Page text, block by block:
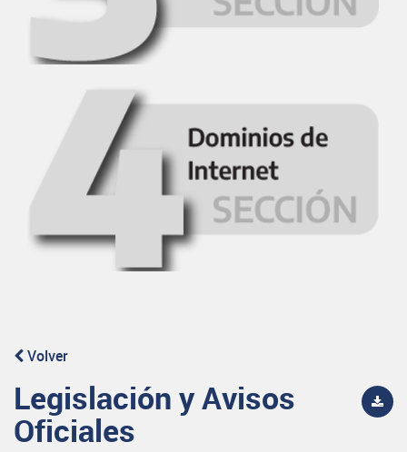
Volver
Legislación y Avisos
Oficiales